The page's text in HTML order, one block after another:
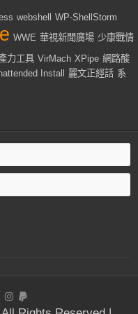
webshell
WP-ShellStorm
WWE 華視新聞廣場 少康戰情
力工具 VirMach XPipe 網路酸
Install 麗文正經話 系